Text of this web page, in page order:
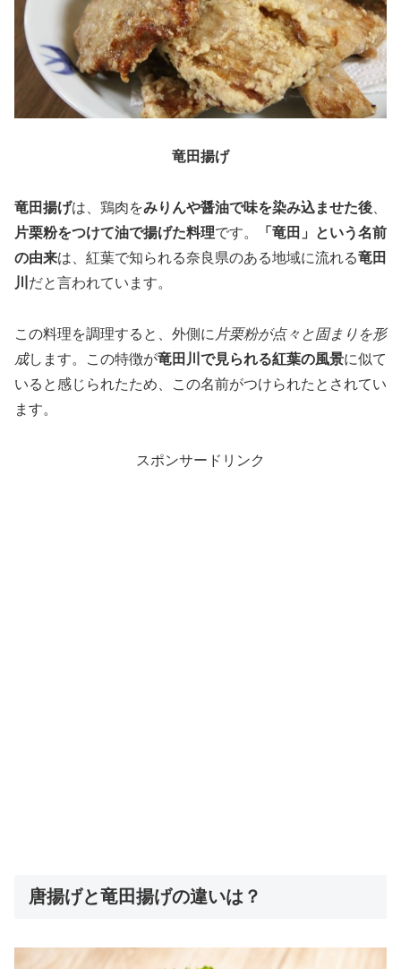
竜田揚げ
竜田揚げは、鶏肉をみりんや醤油で味を染み込ませた後
片栗粉をつけて油で揚げた料理です。
「竜田」という名前
の由来は、紅葉で知られる奈良県のある地域に流れる竜田
川 だと言われています。
この料理を調理すると、外側に 片栗粉が点々と固まりを形
成します。この特徴が竜田川で見られる紅葉の風景に似て
いると感じられたため、この名前がつけられたとされてい
ます。
スポンサードリンク
唐揚げと竜田揚げの違いは？